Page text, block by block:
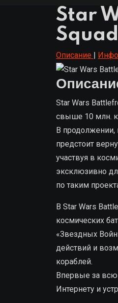
Star
Описание |
Star Wars
свыше 10 млн.
В продолжении,
предстоит
участвуя в
эксклюзивно
по таким
В Star Wars
космических
«Звездных
действий и
кораблей.
Впервые за всю
Интернету и